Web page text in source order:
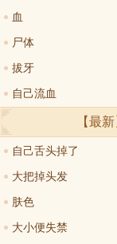
血
尸体
拔牙
自己流血
【最
自己舌头掉了
大把掉头发
肤色
大小便失禁